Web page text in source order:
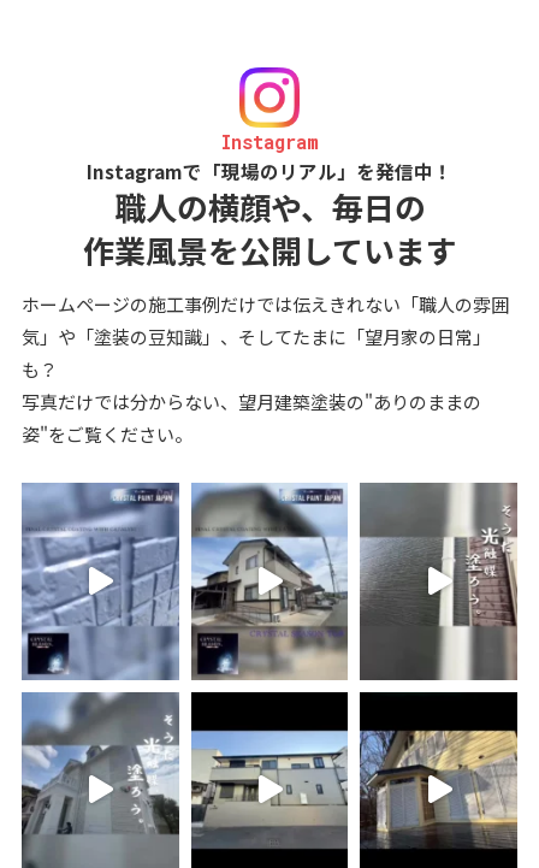
Instagram
Instagramで「現場のリアル」を発信中！
職人の横顔や、毎日の
作業風景を公開しています
ホームページの施工事例だけでは伝えきれない「職人の雰囲
気」や「塗装の豆知識」、そしてたまに「望月家の日常」
も？
写真だけでは分からない、望月建築塗装の"ありのままの
姿"をご覧ください。